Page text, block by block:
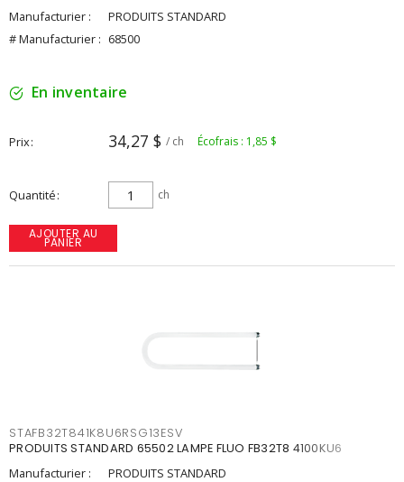
Manufacturier :
PRODUITS STANDARD
# Manufacturier : 68500
En inventaire
Prix 34,27 $ / ch Écofrais : 1,85 $
Quantité ch
AJOUTER AU
PANIER
STAFB32T841K8U6RSG13ESV
PRODUITS STANDARD 65502 LAMPE FLUO FB32T8 4100KU6
Manufacturier :
PRODUITS STANDARD